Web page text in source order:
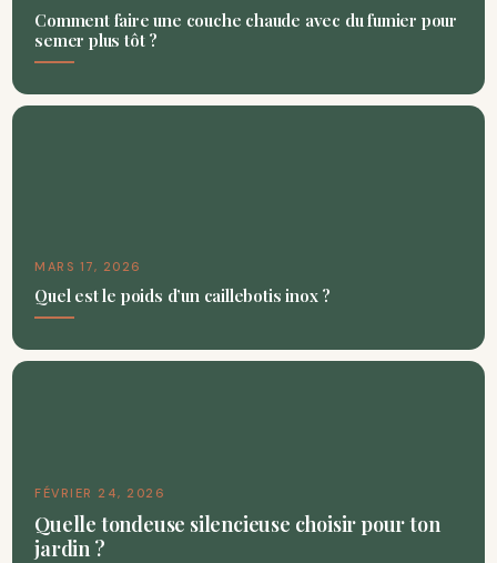
Comment faire une couche chaude avec du fumier pour
semer plus tôt ?
MARS 17, 2026
Quel est le poids d’un caillebotis inox ?
FÉVRIER 24, 2026
Quelle tondeuse silencieuse choisir pour ton
jardin ?